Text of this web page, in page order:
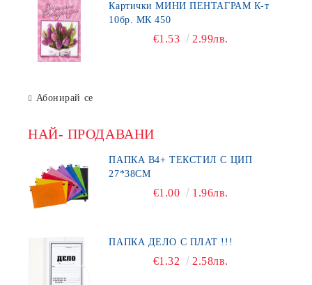
Картички МИНИ ПЕНТАГРАМ К-т
10бр. МК 450
€1.53 2.99лв.
Абонирай се
НАЙ- ПРОДАВАНИ
ПАПКА В4+ ТЕКСТИЛ С ЦИП
27*38СМ
€1.00 1.96лв.
ПАПКА ДЕЛО С ПЛАТ !!!
€1.32 2.58лв.